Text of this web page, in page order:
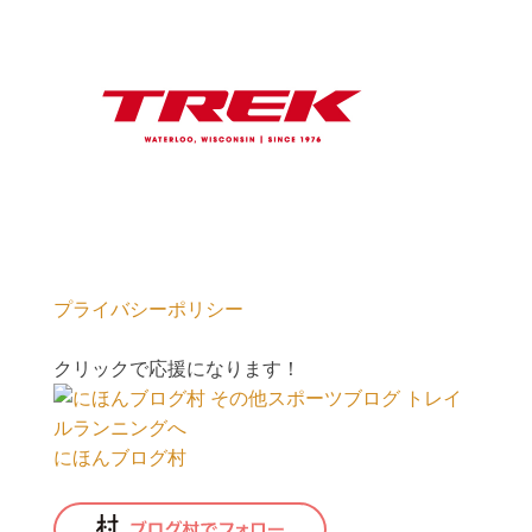
プライバシーポリシー
クリックで応援になります！
にほんブログ村